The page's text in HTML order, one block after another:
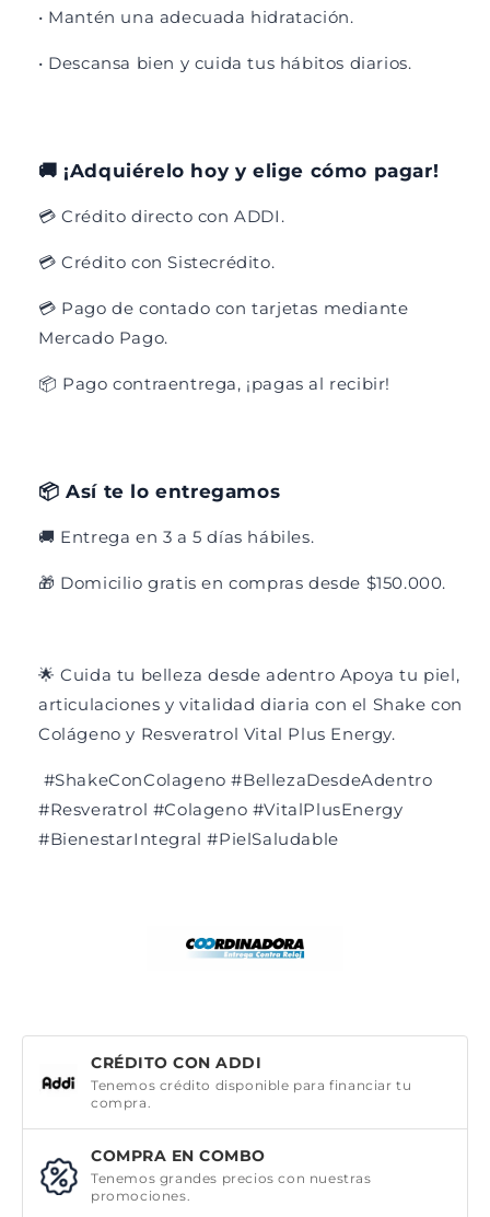
• Mantén una adecuada hidratación.
• Descansa bien y cuida tus hábitos diarios.
🚚 ¡Adquiérelo hoy y elige cómo pagar!
💳 Crédito directo con ADDI.
💳 Crédito con Sistecrédito.
💳 Pago de contado con tarjetas mediante
Mercado Pago.
📦 Pago contraentrega, ¡pagas al recibir!
📦 Así te lo entregamos
🚚 Entrega en 3 a 5 días hábiles.
🎁 Domicilio gratis en compras desde $150.000.
🌟 Cuida tu belleza desde adentro Apoya tu piel,
articulaciones y vitalidad diaria con el Shake con
Colágeno y Resveratrol Vital Plus Energy.
#ShakeConColageno #BellezaDesdeAdentro
#Resveratrol #Colageno #VitalPlusEnergy
#BienestarIntegral #PielSaludable
CRÉDITO CON ADDI
Tenemos crédito disponible para financiar tu
compra.
COMPRA EN COMBO
Tenemos grandes precios con nuestras
promociones.